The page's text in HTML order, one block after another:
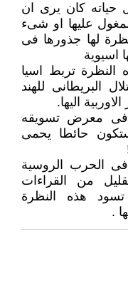
كان يرى ان
عليها او شىء
لها جذورها فى
اسيوية
النظرة تربط اسيا
البريطانى للهند
اليها.
معرض تسويقه
ستكون حائطا يحمى
فى الحرب الروسية
من القراءات
هذه النظرة
.